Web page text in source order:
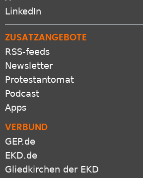
LinkedIn
ZUSATZANGEBOTE
RSS-feeds
Newsletter
Protestantomat
Podcast
Apps
VERBUND
GEP.de
EKD.de
Gliedkirchen der EKD